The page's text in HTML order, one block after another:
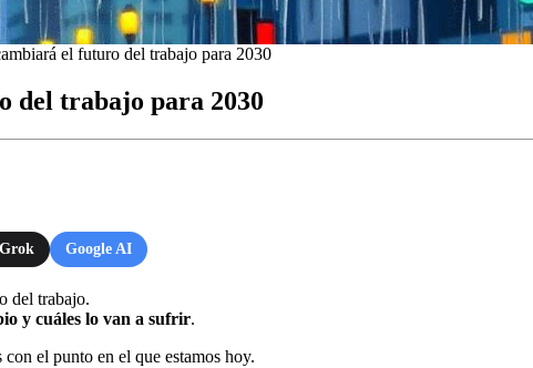
el futuro del trabajo para 2030
del trabajo para 2030
Grok Google AI
del trabajo.
y cuáles lo van a sufrir.
el punto en el que estamos hoy.